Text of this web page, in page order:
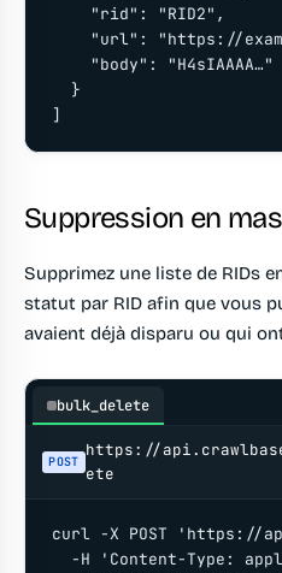
    "rid": "RID2",
"url": "https://
    "body": "H4sIAAAA…"
  }
]
Suppression en
Supprimez une liste de RIDs
statut par RID afin que vous
avaient déjà disparu ou qui
bulk_delete
POST
https://
ete
curl -X POST 'https://
-H 'Content-Type: